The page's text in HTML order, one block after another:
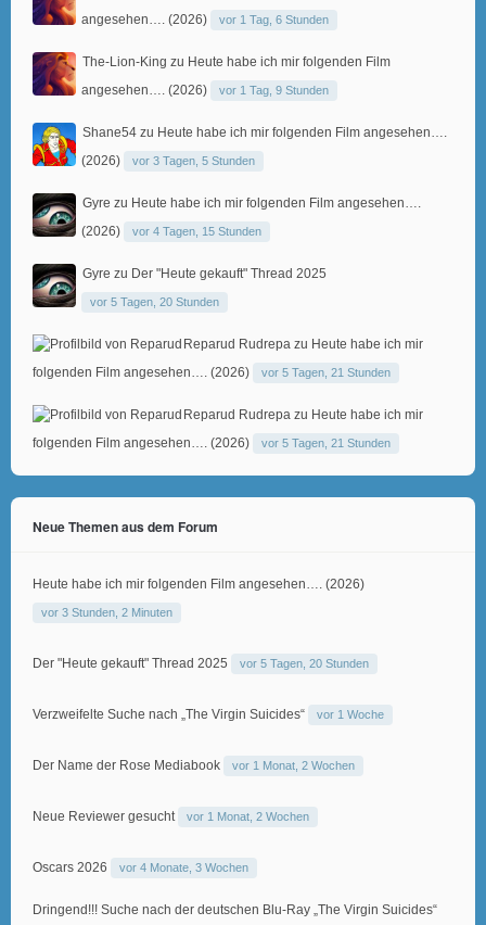
angesehen…. (2026)
vor 1 Tag, 6 Stunden
The-Lion-King zu Heute habe ich mir folgenden Film
angesehen…. (2026)
vor 1 Tag, 9 Stunden
Shane54 zu Heute habe ich mir folgenden Film angesehen….
(2026)
vor 3 Tagen, 5 Stunden
Gyre zu Heute habe ich mir folgenden Film angesehen….
(2026)
vor 4 Tagen, 15 Stunden
Gyre zu Der "Heute gekauft" Thread 2025
vor 5 Tagen, 20 Stunden
Reparud Rudrepa zu Heute habe ich mir
folgenden Film angesehen…. (2026)
vor 5 Tagen, 21 Stunden
Reparud Rudrepa zu Heute habe ich mir
folgenden Film angesehen…. (2026)
vor 5 Tagen, 21 Stunden
Neue Themen aus dem Forum
Heute habe ich mir folgenden Film angesehen…. (2026)
vor 3 Stunden, 2 Minuten
Der "Heute gekauft" Thread 2025 vor 5 Tagen, 20 Stunden
Verzweifelte Suche nach „The Virgin Suicides“ vor 1 Woche
Der Name der Rose Mediabook vor 1 Monat, 2 Wochen
Neue Reviewer gesucht vor 1 Monat, 2 Wochen
Oscars 2026 vor 4 Monate, 3 Wochen
Dringend!!! Suche nach der deutschen Blu-Ray „The Virgin Suicides“